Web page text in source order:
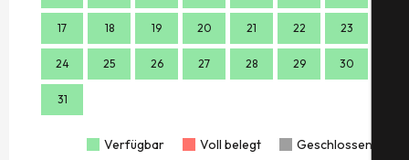
17 18 19 20 21 22 23
24 25 26 27 28 29 30
31
Verfügbar Voll belegt Geschlossen